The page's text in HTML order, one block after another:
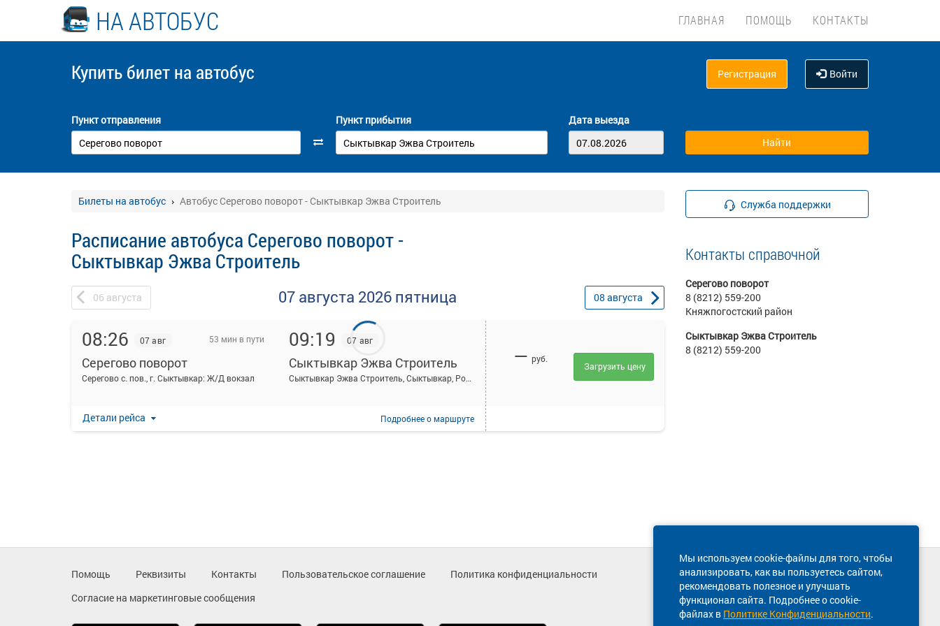
НА АВТОБУС ГЛАВНАЯ ПОМОЩЬ КОНТАКТЫ
Купить билет на автобус Регистрация Войти
Пункт отправления Пункт прибытия Дата выезда
Билеты на автобус Автобус Серегово поворот - Сыктывкар Эжва Строитель
Расписание автобуса Серегово поворот -
Сыктывкар Эжва Строитель
06 августа 07 августа 2026 пятница 08 августа
08:26 07 авг 53 мин в пути
Серегово поворот
Серегово с. пов., г. Сыктывкар: Ж/Д вокзал
09:19 07 авг
Сыктывкар Эжва Строитель
Сыктывкар Эжва Строитель, Сыктывкар, Россия
Детали рейса Подробнеео маршруте
— руб.
Загрузить цену
Служба поддержки
Контакты справочной
Серегово поворот
8 (8212) 559-200
Княжпогостский район
Сыктывкар Эжва Строитель
8 (8212) 559-200
Мы используем cookie-файлы для того, чтобы
анализировать, как вы пользуетесь сайтом,
рекомендовать полезное и улучшать
функционал сайта. Подробнее о cookie-
файлах в Политике Конфиденциальности.
Помощь Реквизиты Контакты Пользовательское соглашение
Политика конфиденциальности
Согласие на маркетинговые сообщения
Техническая поддержка сайта
8 800 600-03-38